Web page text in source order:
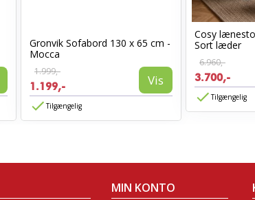
Gronvik Sofabord 130 x 65 cm -
Mocca
1.999,-
1.199,- Vis
Tilgængelig
Cosy
Sort læder
6.960,-
3.700,-
Tilgængelig
MIN KONTO